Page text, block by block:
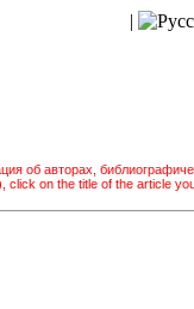
|
об авторах,
click on the title of the article